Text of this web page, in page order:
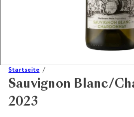
Startseite
Sauvignon Blanc/
2023